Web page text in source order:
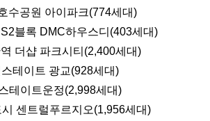
수공원 아이파크(774세대)
블록 DMC하우스디(403세대)
더샵 파크시티(2,400세대)
스테이트 광교(928세대)
테이트운정(2,998세대)
센트럴푸르지오(1,956세대)